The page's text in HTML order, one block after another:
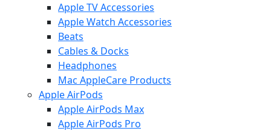
Apple TV Accessories
Apple Watch Accessories
Beats
Cables & Docks
Headphones
Mac AppleCare Products
Apple AirPods
Apple AirPods Max
Apple AirPods Pro